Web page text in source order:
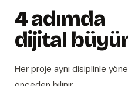
4 adımda
dijital
Her proje aynı disiplinle